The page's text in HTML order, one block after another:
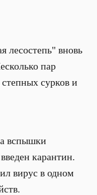
лесостепь" вновь
пар
сурков и
вспышки
карантин.
вирус в одном